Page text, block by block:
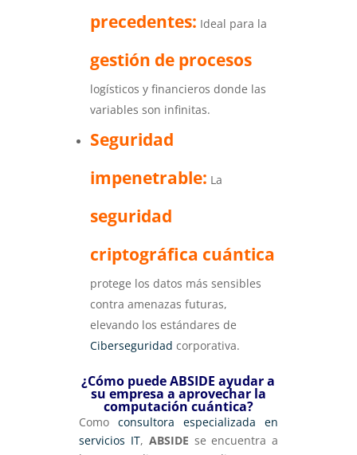
precedentes: Ideal para la
gestión de procesos
logísticos y financieros donde las
variables son infinitas.
Seguridad
impenetrable: La
seguridad
criptográfica cuántica
protege los datos más sensibles
contra amenazas futuras,
elevando los estándares de
Ciberseguridad corporativa.
¿Cómo puede ABSIDE ayudar a
su empresa a aprovechar la
computación cuántica?
Como consultora especializada en
servicios IT, ABSIDE se encuentra a